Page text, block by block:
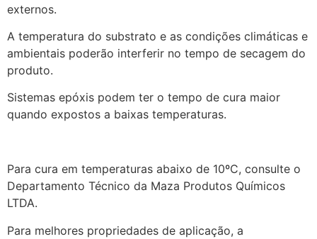
externos.
A temperatura do substrato e as condições climáticas e
ambientais poderão interferir no tempo de secagem do
produto.
Sistemas epóxis podem ter o tempo de cura maior
quando expostos a baixas temperaturas.
Para cura em temperaturas abaixo de 10ºC, consulte o
Departamento Técnico da Maza Produtos Químicos
LTDA.
Para melhores propriedades de aplicação, a